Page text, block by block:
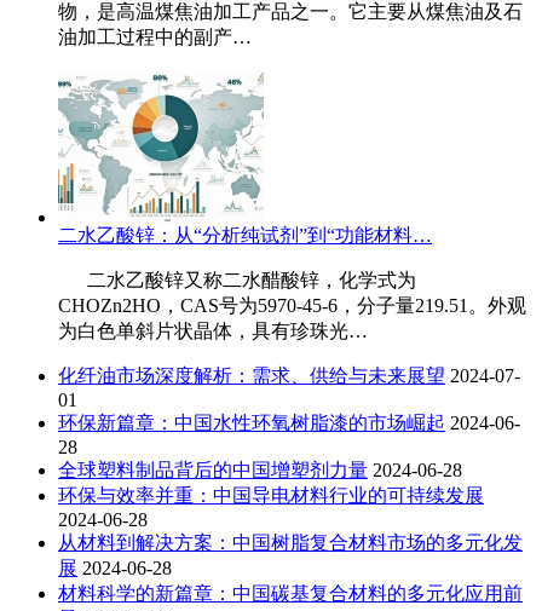
物，是高温煤焦油加工产品之一。它主要从煤焦油及石
油加工过程中的副产…
二水乙酸锌：从“分析纯试剂”到“功能材料…
二水乙酸锌又称二水醋酸锌，化学式为
CHOZn2HO，CAS号为5970-45-6，分子量219.51。外观
为白色单斜片状晶体，具有珍珠光…
化纤油市场深度解析：需求、供给与未来展望 2024-07-
01
环保新篇章：中国水性环氧树脂漆的市场崛起 2024-06-
28
全球塑料制品背后的中国增塑剂力量 2024-06-28
环保与效率并重：中国导电材料行业的可持续发展
2024-06-28
从材料到解决方案：中国树脂复合材料市场的多元化发
展 2024-06-28
材料科学的新篇章：中国碳基复合材料的多元化应用前